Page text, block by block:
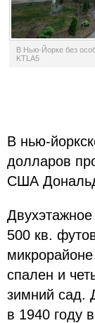
В Нью-Йорке без
KTLA5
В нью-
долларов
США
500 кв.
спален и
зимний сад.
в 1940 году